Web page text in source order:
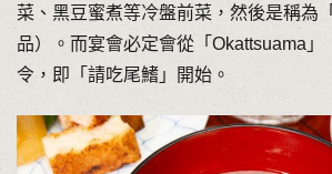
菜、黑豆蜜煮等冷盤前菜，然後是稱為
品）。而宴會必定會從「Okattsuama」
令，即「請吃尾鰭」開始。